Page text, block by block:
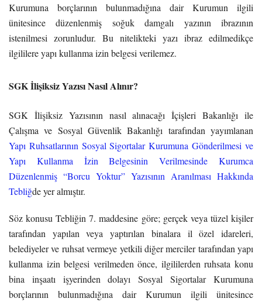
Kurumuna borçlarının bulunmadığına dair Kurumun ilgili
ünitesince düzenlenmiş soğuk damgalı yazının ibrazının
istenilmesi zorunludur. Bu nitelikteki yazı ibraz edilmedikçe
ilgililere yapı kullanma izin belgesi verilemez.
SGK İlişiksiz Yazısı Nasıl Alınır?
SGK İlişiksiz Yazısının nasıl alınacağı İçişleri Bakanlığı ile
Çalışma ve Sosyal Güvenlik Bakanlığı tarafından yayımlanan
Yapı Ruhsatlarının Sosyal Sigortalar Kurumuna Gönderilmesi ve
Yapı Kullanma İzin Belgesinin Verilmesinde Kurumca
Düzenlenmiş “Borcu Yoktur” Yazısının Aranılması Hakkında
Tebliğde yer almıştır.
Söz konusu Tebliğin 7. maddesine göre; gerçek veya tüzel kişiler
tarafından yapılan veya yaptırılan binalara il özel idareleri,
belediyeler ve ruhsat vermeye yetkili diğer merciler tarafından yapı
kullanma izin belgesi verilmeden önce, ilgililerden ruhsata konu
bina inşaatı işyerinden dolayı Sosyal Sigortalar Kurumuna
borçlarının bulunmadığına dair Kurumun ilgili ünitesince